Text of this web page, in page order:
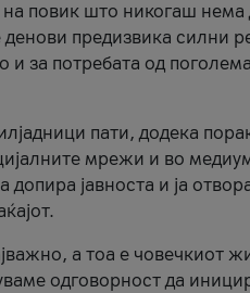
повик што никогаш нема
предизвика силни
и за потребата од
пати, додека
мрежи и во
јавноста и ја
а тоа е човечкиот
одговорност да